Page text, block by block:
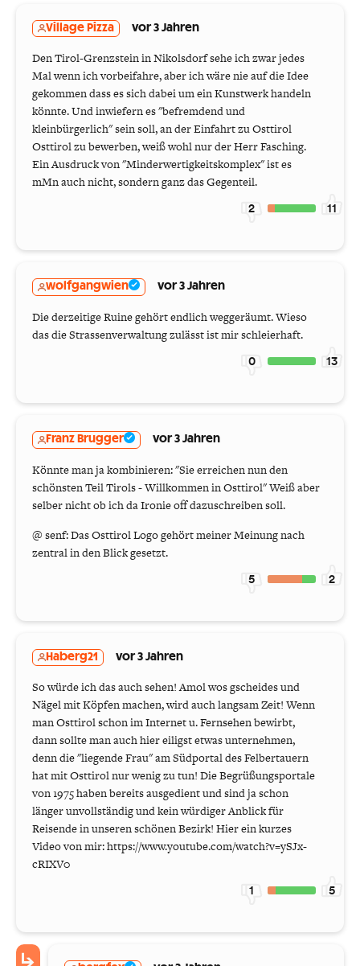
Village Pizza vor 3 Jahren
Den Tirol-Grenzstein in Nikolsdorf sehe ich zwar jedes
Mal wenn ich vorbeifahre, aber ich wäre nie auf die Idee
gekommen dass es sich dabei um ein Kunstwerk handeln
könnte. Und inwiefern es "befremdend und
kleinbürgerlich" sein soll, an der Einfahrt zu Osttirol
Osttirol zu bewerben, weiß wohl nur der Herr Fasching.
Ein Ausdruck von "Minderwertigkeitskomplex" ist es
mMn auch nicht, sondern ganz das Gegenteil.
2 11
wolfgangwien vor 3 Jahren
Die derzeitige Ruine gehört endlich weggeräumt. Wieso
das die Strassenverwaltung zulässt ist mir schleierhaft.
0 13
Franz Brugger vor 3 Jahren
Könnte man ja kombinieren: "Sie erreichen nun den
schönsten Teil Tirols - Willkommen in Osttirol" Weiß aber
selber nicht ob ich da Ironie off dazuschreiben soll.
@ senf: Das Osttirol Logo gehört meiner Meinung nach
zentral in den Blick gesetzt.
5 2
Haberg21 vor 3 Jahren
So würde ich das auch sehen! Amol wos gscheides und
Nägel mit Köpfen machen, wird auch langsam Zeit! Wenn
man Osttirol schon im Internet u. Fernsehen bewirbt,
dann sollte man auch hier eiligst etwas unternehmen,
denn die "liegende Frau" am Südportal des Felbertauern
hat mit Osttirol nur wenig zu tun! Die Begrüßungsportale
von 1975 haben bereits ausgedient und sind ja schon
länger unvollständig und kein würdiger Anblick für
Reisende in unseren schönen Bezirk! Hier ein kurzes
Video von mir: https://www.youtube.com/watch?v=ySJx-
cRIXV0
1 5